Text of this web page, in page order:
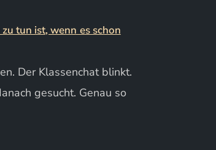
Der Klassenchat blinkt.
gesucht. Genau so